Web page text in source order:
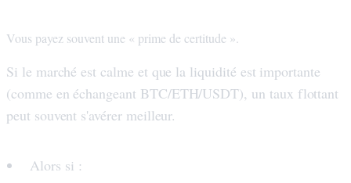
Vous payez souvent une « prime de certitude ».
Si le marché est calme et que la liquidité est importante
(comme en échangeant BTC/ETH/USDT), un taux flottant
peut souvent s'avérer meilleur.
Alors si :